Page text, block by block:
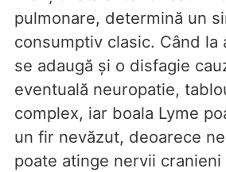
pulmonare, determină un
consumptiv clasic. Când la
se adaugă și o disfagie
eventuală neuropatie,
complex, iar boala Lyme
un fir nevăzut, deoarece
poate atinge nervii